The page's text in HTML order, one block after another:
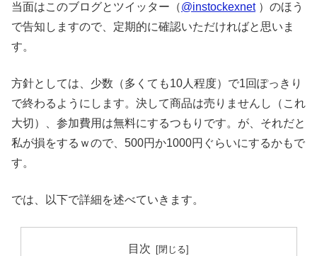
当面はこのブログとツイッター（@instockexnet）のほう
で告知しますので、定期的に確認いただければと思いま
す。
方針としては、少数（多くても10人程度）で1回ぽっきり
で終わるようにします。決して商品は売りませんし（これ
大切）、参加費用は無料にするつもりです。が、それだと
私が損をするｗので、500円か1000円ぐらいにするかもで
す。
では、以下で詳細を述べていきます。
目次